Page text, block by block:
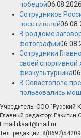
победой
Сотрудников
посетителей
В роддоме
фотографии
Сотрудники
своей
физкультурника
В Севастополе
пользовались
Учредитель: ООО "Русский
Главный редактор: Ракитин
Email:rksait@mail.ru.
Тел. редакции: